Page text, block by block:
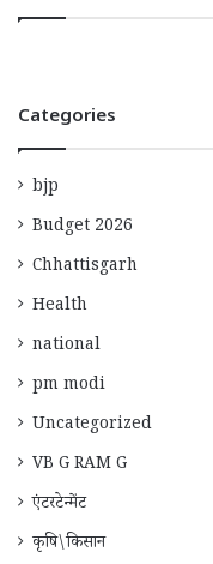
Categories
bjp
Budget 2026
Chhattisgarh
Health
national
pm modi
Uncategorized
VB G RAM G
एंटरटेन्मेंट
कृषि\किसान